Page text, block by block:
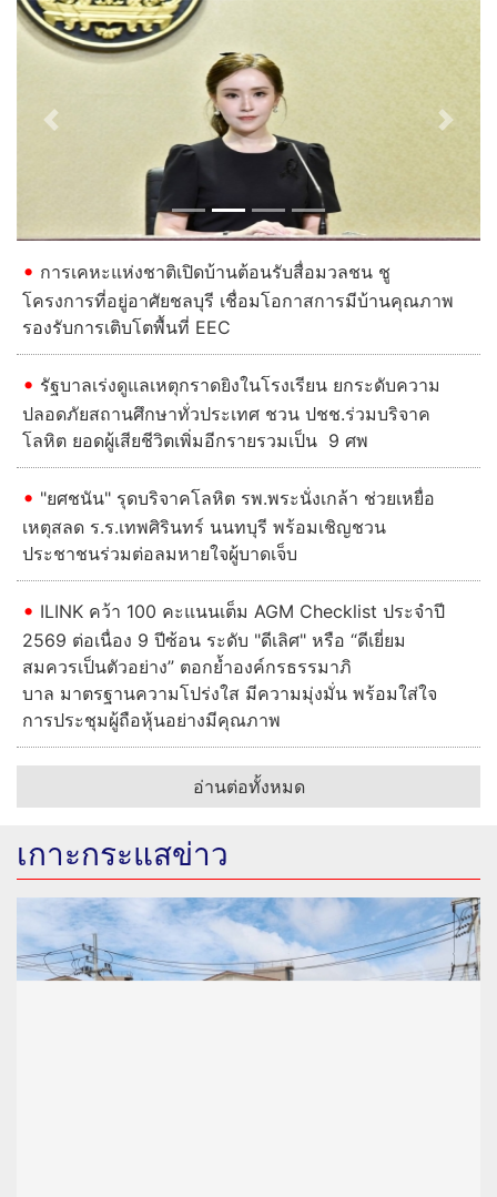
Previous Next
การเคหะแห่งชาติเปิดบ้านต้อนรับสื่อมวลชน ชู
โครงการที่อยู่อาศัยชลบุรี เชื่อมโอกาสการมีบ้านคุณภาพ
รองรับการเติบโตพื้นที่ EEC
รัฐบาลเร่งดูแลเหตุกราดยิงในโรงเรียน ยกระดับความ
ปลอดภัยสถานศึกษาทั่วประเทศ ชวน ปชช.ร่วมบริจาค
โลหิต ยอดผู้เสียชีวิตเพิ่มอีกรายรวมเป็น 9 ศพ
"ยศชนัน" รุดบริจาคโลหิต รพ.พระนั่งเกล้า ช่วยเหยื่อ
เหตุสลด ร.ร.เทพศิรินทร์ นนทบุรี พร้อมเชิญชวน
ประชาชนร่วมต่อลมหายใจผู้บาดเจ็บ
ILINK คว้า 100 คะแนนเต็ม AGM Checklist ประจำปี
2569 ต่อเนื่อง 9 ปีซ้อน ระดับ "ดีเลิศ" หรือ “ดีเยี่ยม
สมควรเป็นตัวอย่าง” ตอกย้ำองค์กรธรรมาภิ
บาล มาตรฐานความโปร่งใส มีความมุ่งมั่น พร้อมใส่ใจ
การประชุมผู้ถือหุ้นอย่างมีคุณภาพ
อ่านต่อทั้งหมด
เกาะกระแสข่าว